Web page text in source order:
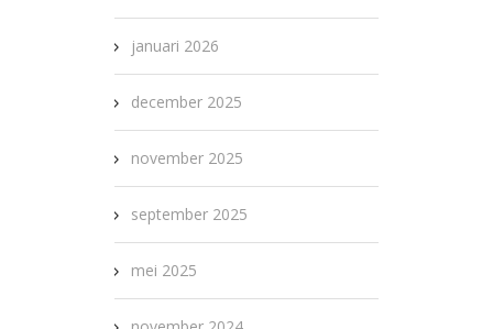
januari 2026
december 2025
november 2025
september 2025
mei 2025